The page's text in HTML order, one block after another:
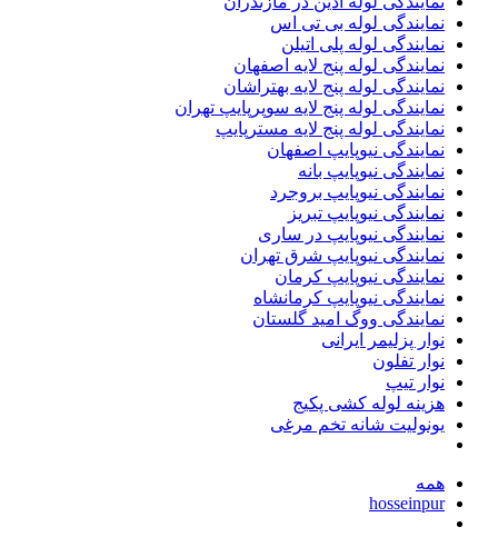
نمایندگی لوله بی تی اس
نمایندگی لوله پلی اتیلن
نمایندگی لوله پنج لایه اصفهان
نمایندگی لوله پنج لایه بهتراشان
نمایندگی لوله پنج لایه سوپرپایپ تهران
نمایندگی لوله پنج لایه مسترپایپ
نمایندگی نیوپایپ اصفهان
نمایندگی نیوپایپ بانه
نمایندگی نیوپایپ بروجرد
نمایندگی نیوپایپ تبریز
نمایندگی نیوپایپ در ساری
نمایندگی نیوپایپ شرق تهران
نمایندگی نیوپایپ کرمان
نمایندگی نیوپایپ کرمانشاه
نمایندگی ووگ امید گلستان
نوار پزلیمر ایرانی
نوار تفلون
نوار تیپ
هزینه لوله کشی پکیج
یونولیت شانه تخم مرغی
همه
hosseinpur